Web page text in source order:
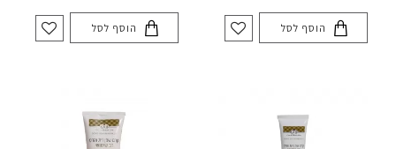
הוסף לסל הוסף לסל